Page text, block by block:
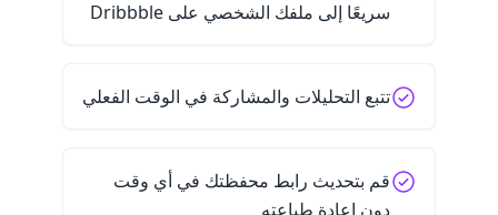
سريعًا إلى ملفك الشخصي على Dribbble
تتبع التحليلات والمشاركة في الوقت الفعلي
قم بتحديث رابط محفظتك في أي وقت
دون إعادة طباعته